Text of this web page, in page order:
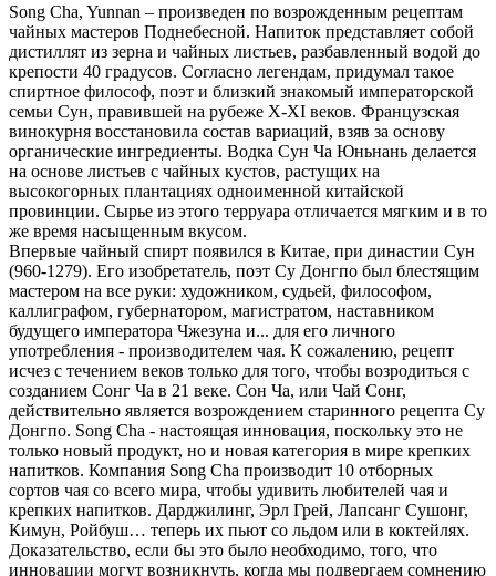
Song Cha, Yunnan – произведен по возрожденным рецептам
чайных мастеров Поднебесной. Напиток представляет собой
дистиллят из зерна и чайных листьев, разбавленный водой до
крепости 40 градусов. Согласно легендам, придумал такое
спиртное философ, поэт и близкий знакомый императорской
семьи Сун, правившей на рубеже X-XI веков. Французская
винокурня восстановила состав вариаций, взяв за основу
органические ингредиенты. Водка Сун Ча Юньнань делается
на основе листьев с чайных кустов, растущих на
высокогорных плантациях одноименной китайской
провинции. Сырье из этого терруара отличается мягким и в то
же время насыщенным вкусом.
Впервые чайный спирт появился в Китае, при династии Сун
(960-1279). Его изобретатель, поэт Су Донгпо был блестящим
мастером на все руки: художником, судьей, философом,
каллиграфом, губернатором, магистратом, наставником
будущего императора Чжезуна и... для его личного
употребления - производителем чая. К сожалению, рецепт
исчез с течением веков только для того, чтобы возродиться с
созданием Сонг Ча в 21 веке. Сон Ча, или Чай Сонг,
действительно является возрождением старинного рецепта Су
Донгпо. Song Cha - настоящая инновация, поскольку это не
только новый продукт, но и новая категория в мире крепких
напитков. Компания Song Cha производит 10 отборных
сортов чая со всего мира, чтобы удивить любителей чая и
крепких напитков. Дарджилинг, Эрл Грей, Лапсанг Сушонг,
Кимун, Ройбуш… теперь их пьют со льдом или в коктейлях.
Доказательство, если бы это было необходимо, того, что
инновации могут возникнуть, когда мы подвергаем сомнению